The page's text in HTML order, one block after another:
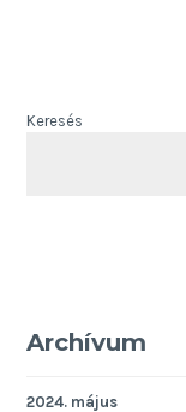
Keresés
Archívum
2024. május